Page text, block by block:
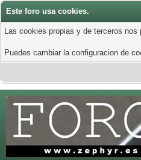
Este foro usa cookies.
Las cookies propias y de terceros
Puedes cambiar la configuracion de